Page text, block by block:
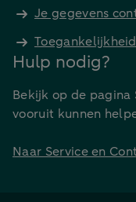
Je gegevens
Hulp nodig?
Bekijk op de pagina
vooruit kunnen
Naar Service en